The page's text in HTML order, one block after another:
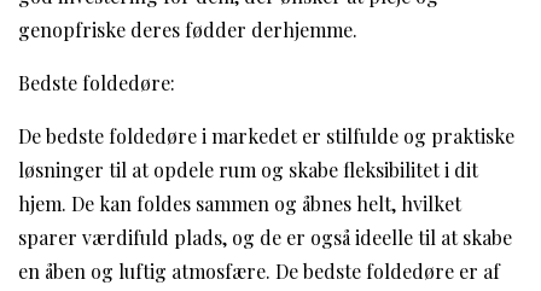
genopfriske deres fødder derhjemme.
Bedste foldedøre:
De bedste foldedøre i markedet er stilfulde og praktiske
løsninger til at opdele rum og skabe fleksibilitet i dit
hjem. De kan foldes sammen og åbnes helt, hvilket
sparer værdifuld plads, og de er også ideelle til at skabe
en åben og luftig atmosfære. De bedste foldedøre er af